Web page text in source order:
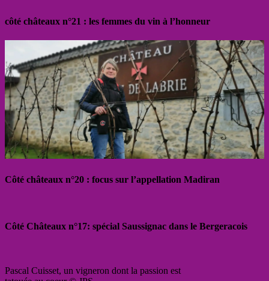
côté châteaux n°21 : les femmes du vin à l’honneur
Côté châteaux n°20 : focus sur l’appellation Madiran
Côté Châteaux n°17: spécial Saussignac dans le Bergeracois
Pascal Cuisset, un vigneron dont la passion est